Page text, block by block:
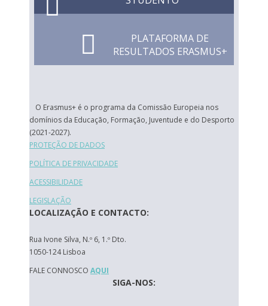
PLATAFORMA DE
RESULTADOS ERASMUS+
O Erasmus+ é o programa da Comissão Europeia nos
domínios da Educação, Formação, Juventude e do Desporto
(2021-2027).
PROTEÇÃO DE DADOS
POLÍTICA DE PRIVACIDADE
ACESSIBILIDADE
LEGISLAÇÃO
LOCALIZAÇÃO E CONTACTO:
Rua Ivone Silva, N.º 6, 1.º Dto.
1050-124 Lisboa
FALE CONNOSCO AQUI
SIGA-NOS: